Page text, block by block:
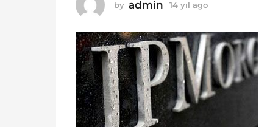
1
4
y
ı
a
g
o
by admin 14 yıl ago
ı
a
o